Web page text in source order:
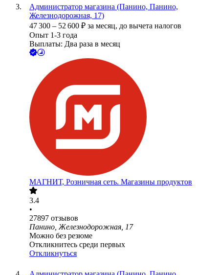
Администратор магазина (Панино, Панино,
Железнодорожная, 17)
47 300 – 52 600 ₽ за месяц, до вычета налогов
Опыт 1-3 года
Выплаты: Два раза в месяц
МАГНИТ, Розничная сеть. Магазины продуктов
3.4
•
27897 отзывов
Панино, Железнодорожная, 17
Можно без резюме
Откликнитесь среди первых
Откликнуться